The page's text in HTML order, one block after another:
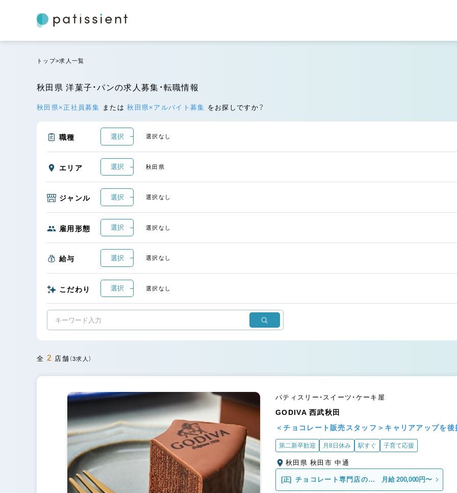
トップ 求人一覧
秋田県 洋菓子・パンの求人募集・転職情報
秋田県×正社員募集 または秋田県×アルバイト募集 をお探しですか？
職種 選択 選択なし
エリア 選択 秋田県
ジャンル 選択 選択なし
雇用形態 選択 選択なし
給与 選択 選択なし
こだわり 選択 選択なし
全 2 店舗 （3求人）
パティスリー・スイーツ・ケーキ屋
GODIVA 西武秋田
＜チョコレート販売スタッフ＞キャリアアップを
第二新卒歓迎 月8日休み 駅すぐ 子育て応援
秋田県 秋田市 中通
[正]
チョコレート専門店の販
売スタッフ
月給 200,000円〜